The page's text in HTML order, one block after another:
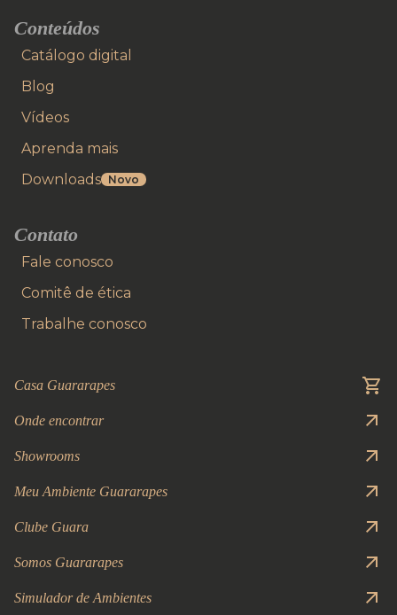
Conteúdos
Catálogo digital
Blog
Vídeos
Aprenda mais
Downloads Novo
Contato
Fale conosco
Comitê de ética
Trabalhe conosco
Casa Guararapes
Onde encontrar
Showrooms
Meu Ambiente Guararapes
Clube Guara
Somos Guararapes
Simulador de Ambientes